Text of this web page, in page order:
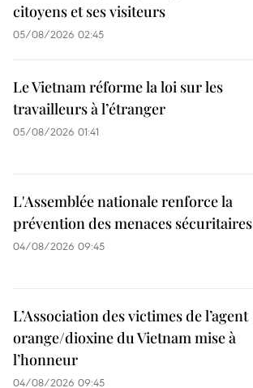
citoyens et ses visiteurs
05/08/2026 02:45
Le Vietnam réforme la loi sur les
travailleurs à l’étranger
05/08/2026 01:41
L'Assemblée nationale renforce la
prévention des menaces sécuritaires
04/08/2026 09:45
L’Association des victimes de l’agent
orange/dioxine du Vietnam mise à
l’honneur
04/08/2026 09:45